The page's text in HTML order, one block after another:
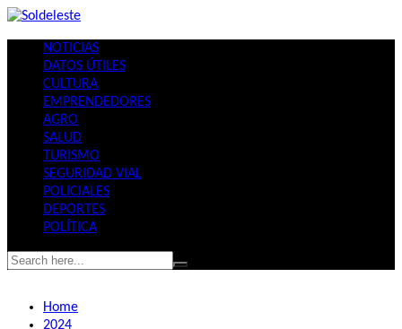
Skip
contentNOTICIAS
DATOS ÚTILES
CULTURA
EMPRENDEDORES
AGRO
SALUD
TURISMO
SEGURIDAD VIAL
POLICIALES
DEPORTES
POLÍTICA
Home
2024